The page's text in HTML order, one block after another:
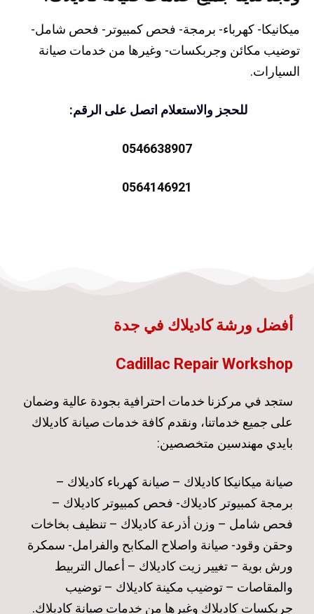
ميكانيكا- كهرباء- برمجة- فحص كمبيوتر- فحص شامل-
توضيب مكائن وجربكسات- وغيرها من خدمات صيانة
السيارات.
للحجز والاستعلام اتصل على الرقم:
0546638907
0564146921
أفضل ورشة كاديلاك في جدة
Cadillac Repair Workshop
ستجد في مركزنا خدمات احترافية بجودة عالية وضمان
على جميع خدماتنا، ونقدم كافة خدمات صيانة كاديلاك
بايدي مهندسين متخصصين:
صيانة ميكانيكا كاديلاك – صيانة كهرباء كاديلاك –
برمجة كمبيوتر كاديلاك- فحص كمبيوتر كاديلاك –
فحص شامل – وزن أذرعة كاديلاك – تنظيف بخاخات
وحقن وقود- صيانة واصلاح المكابح والفرامل- سمكرة
ورش بوية – تغيير زيت كاديلاك – أعمال التربيط
والمقاصات – توضيب مكينة كاديلاك – توضيب
جربكسات كاديلاك وغيرها من خدمات صيانة كاديلاك.